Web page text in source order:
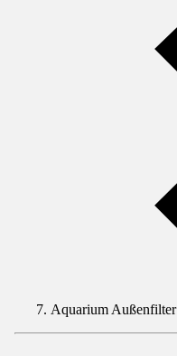
Aquarium Außenfilter